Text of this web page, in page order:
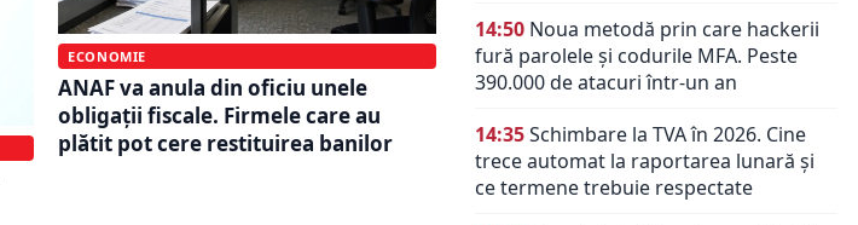
ECONOMIE
ANAF va anula din oficiu unele
obligații fiscale. Firmele care au
plătit pot cere restituirea banilor
14:50 Noua metodă prin care hackerii
fură parolele și codurile MFA. Peste
390.000 de atacuri într-un an
14:35Schimbare la TVA în 2026. Cine
trece automat la raportarea lunară și
ce termene trebuie respectate